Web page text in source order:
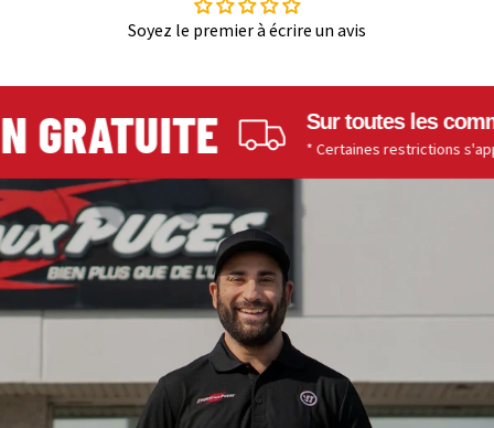
Soyez le premier à écrire un avis
Sur toutes les
* Certaines restrictions